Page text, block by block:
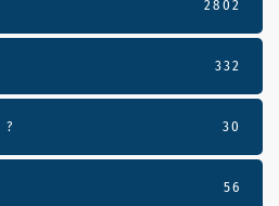
2802
332
? 30
56